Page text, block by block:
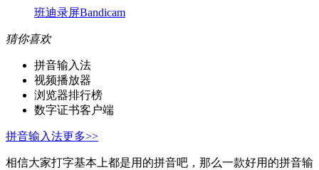
班迪录屏Bandicam
猜你喜欢
拼音输入法
视频播放器
浏览器排行榜
数字证书客户端
拼音输入法更多>>
相信大家打字基本上都是用的拼音吧，那么一款好用的拼音输